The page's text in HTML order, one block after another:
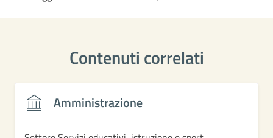
Contenuti correlati
Amministrazione